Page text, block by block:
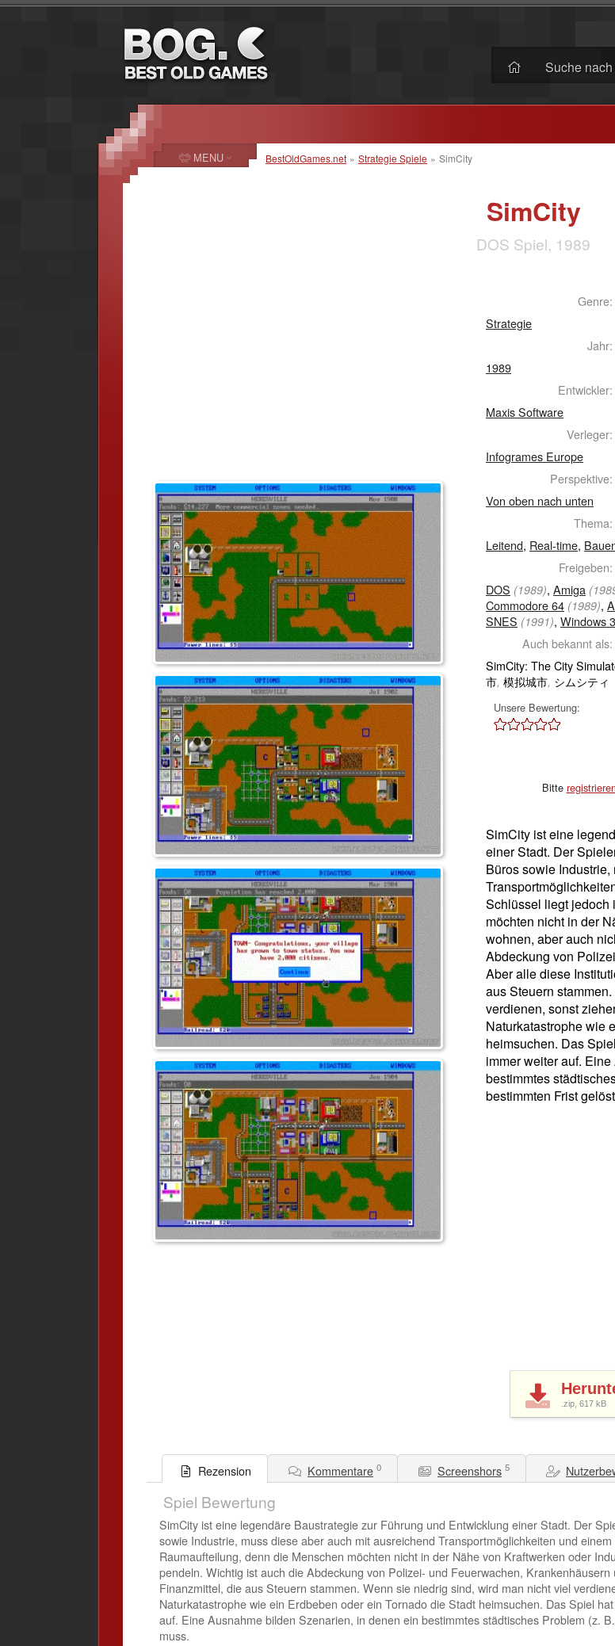
Suche nach
BestOldGames.net » Strategie Spiele » SimCity
SimCity
DOS Spiel, 1989
Genre:
Strategie
Jahr:
1989
Entwickler:
Maxis Software
Verleger:
Infogrames Europe
Perspektive:
Von oben nach unten
Thema:
Leitend, Real-time,
Freigeben:
DOS (1989), Amiga
Commodore 64 (1989),
SNES (1991), Windows
Auch bekannt als:
SimCity: The City
市, 模拟城市, シムシティ
Unsere Bewertung:
Bitte
SimCity ist eine
einer Stadt. Der
Büros sowie
Schlüssel liegt jedoch
möchten nicht in der
wohnen, aber auch
Abdeckung von
Aber alle diese
aus Steuern
verdienen, sonst
Naturkatastrophe wie
heimsuchen. Das
immer weiter auf.
bestimmtes
bestimmten Frist
.zip, 617 kB
Rezension Kommentare 0 Screenshors 5
Spiel Bewertung
SimCity ist eine legendäre Baustrategie zur Führung und Entwicklung einer Stadt. Der
sowie Industrie, muss diese aber auch mit ausreichend Transportmöglichkeiten und
Raumaufteilung, denn die Menschen möchten nicht in der Nähe von Kraftwerken oder
pendeln. Wichtig ist auch die Abdeckung von Polizei- und Feuerwachen,
Finanzmittel, die aus Steuern stammen. Wenn sie niedrig sind, wird man nicht viel
Naturkatastrophe wie ein Erdbeben oder ein Tornado die Stadt heimsuchen. Das Spiel
auf. Eine Ausnahme bilden Szenarien, in denen ein bestimmtes städtisches Problem (z.
muss.
MENU